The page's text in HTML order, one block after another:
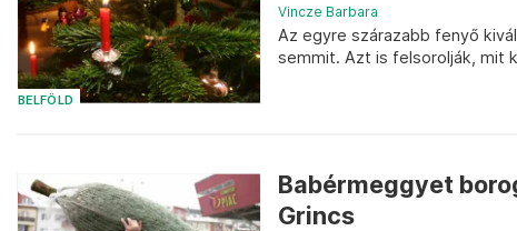
BELFÖLD
Vincze Barbara
Az egyre szárazabb fenyő
semmit. Azt is felsorolják, mit
Babérmeggyet
Grincs